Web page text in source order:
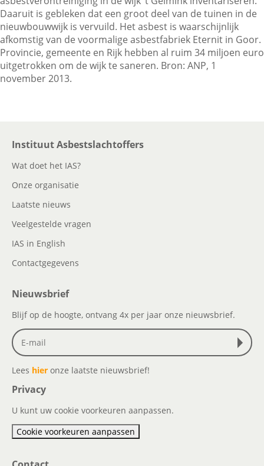
Zoeken
Daaruit is gebleken dat een groot deel van de tuinen in de
nieuwbouwwijk is vervuild. Het asbest is waarschijnlijk
afkomstig van de voormalige asbestfabriek Eternit in Goor.
Provincie, gemeente en Rijk hebben al ruim 34 miljoen euro
uitgetrokken om de wijk te saneren. Bron: ANP, 1
november 2013.
Instituut Asbestslachtoffers
Wat doet het IAS?
Onze organisatie
Laatste nieuws
Veelgestelde vragen
IAS in English
Contactgegevens
Nieuwsbrief
Blijf op de hoogte, ontvang 4x per jaar onze nieuwsbrief.
Lees hier onze laatste nieuwsbrief!
Privacy
U kunt uw cookie voorkeuren aanpassen.
Cookie voorkeuren aanpassen